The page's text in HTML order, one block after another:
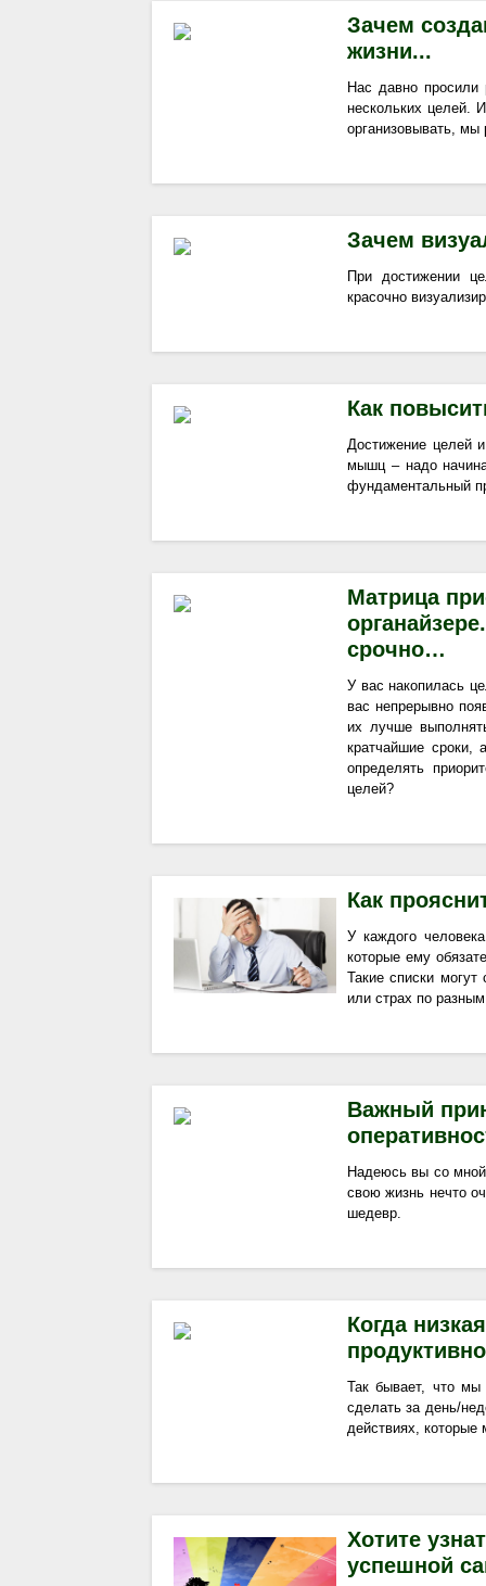
Зачем
жизни...
Нас давно просили
нескольких целей.
организовывать, мы
Зачем
При достижении
красочно
Как
Достижение целей
мышц – надо
фундаментальный
Матрица
срочно…
У вас накопилась
вас непрерывно
их лучше
кратчайшие
определять
целей?
Как
У каждого
которые ему
Такие списки могут
или страх по
Важный
Надеюсь вы со мной
свою жизнь нечто
шедевр.
Когда
Так бывает, что
сделать за день/
действиях,
Хотите
успешной